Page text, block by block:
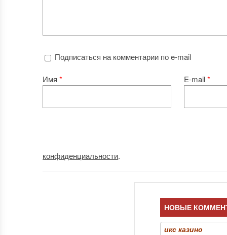
Подписаться на комментарии по e-mail
Имя* E-mail*
конфиденциальности.
НОВЫЕ
икс казино